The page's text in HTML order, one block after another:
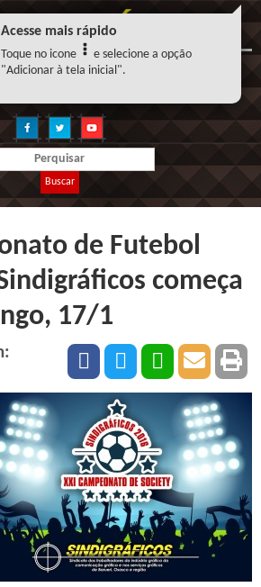
Buscar
de Futebol
começa
17/1
Acesse mais rápido
Toque no icone
e selecione a opção
"Adicionar à tela inicial".